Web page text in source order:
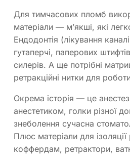
Для тимчасових пломб
матеріали — м’якші, які
Ендодонтія (лікування
гутаперчі, паперових
силерів. А ще потрібні
ретракційні нитки для
Окрема історія — це
анестетиком, голки різної
знеболення сучасна
Плюс матеріали для
коффердам, ретрактори,